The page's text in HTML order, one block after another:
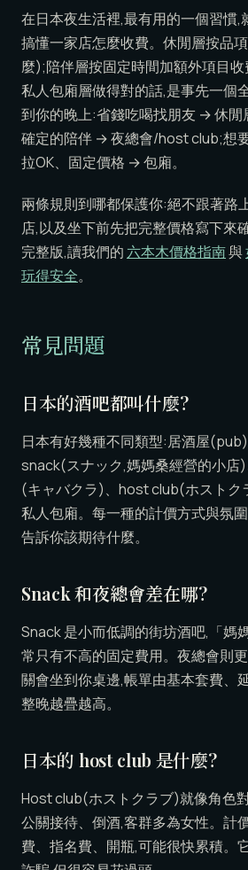
在日本夜生活裡,最有用的一個習慣,
搞懂一家店怎麼收費。休閒層按品
麼);陪伴層按固定時間加額外項目
私人包廂層做得對的話,是事先一個
到你的晚上:省錢吃喝找朋友 → 休
確定的陪伴 → 夜總會/host club;想
拉OK、固定價格 → 包廂。
兩條規則到哪都保護你:絕不跟著路
店,以及坐下前先把完整價格寫下來
完整版,讀我們的 六本木價格指南與
玩得安全。
常見問題
日本的酒吧都叫什麼?
日本有好幾種不同類型:居酒屋(pub)
snack(スナック,媽媽桑經營的小店
(キャバクラ)、host club(ホストク
私人包廂。每一種的計價方式與氛
告訴你該期待什麼。
Snack 和夜總會差在哪?
Snack 是小而低調的街坊酒吧,「媽
常只有不高的固定費用。夜總會則
關會坐到你桌邊,帳單由基本套費、
整晚越疊越高。
日本的 host club 是什麼?
Host club(ホストクラブ)就像角色
公關接待、倒酒,客群多為女性。計
費、指名費、開瓶,可能很快累積。